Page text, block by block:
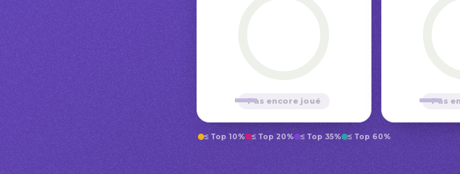
—Pas encore joué —
Pas
≤ Top 10% ≤ Top 20% ≤ Top 35% ≤ Top 60%